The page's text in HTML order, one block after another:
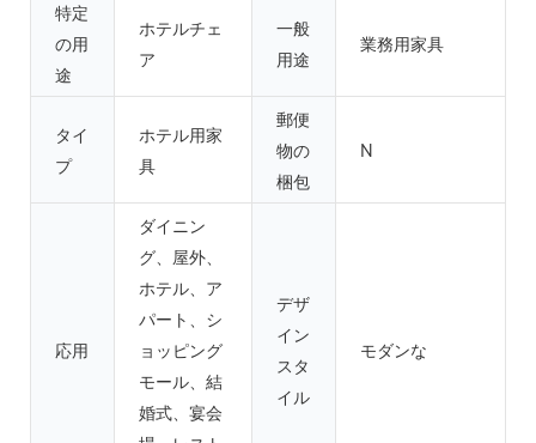
特定
の用
途
ホテルチェ
ア
一般
用途
業務用家具
タイ
プ
ホテル用家
具
郵便
物の
梱包
N
応用
ダイニン
グ、屋外、
ホテル、ア
パート、シ
ョッピング
モール、結
婚式、宴会
デザ
イン
スタ
イル
モダンな